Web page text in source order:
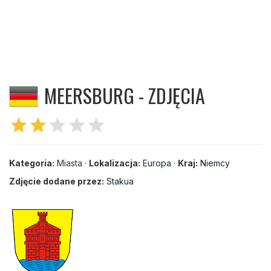
MEERSBURG - ZDJĘCIA
starstar star star star
Kategoria: Miasta · Lokalizacja: Europa · Kraj: Niemcy
Zdjęcie dodane przez: Stakua